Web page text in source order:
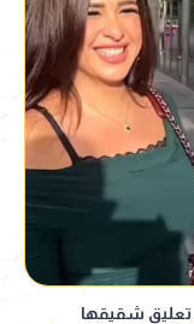
تعليق شقيقها